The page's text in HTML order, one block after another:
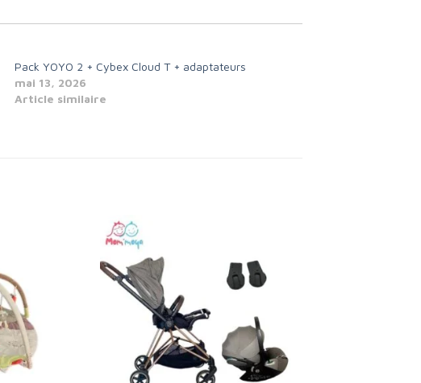
Pack YOYO 2 + Cybex Cloud T + adaptateurs
mai 13, 2026
Article similaire
wishlist